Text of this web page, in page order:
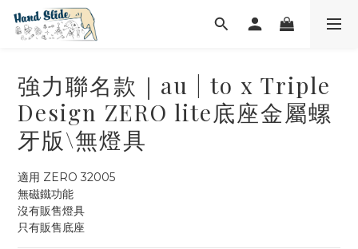
強力聯名款｜au | to x Triple
Design ZERO lite底座金屬螺
牙版\無燈具
適用 ZERO 32005
無磁鐵功能
沒有販售燈具
只有販售底座